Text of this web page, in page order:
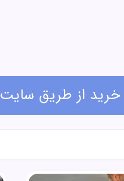
خرید از طریق سایت